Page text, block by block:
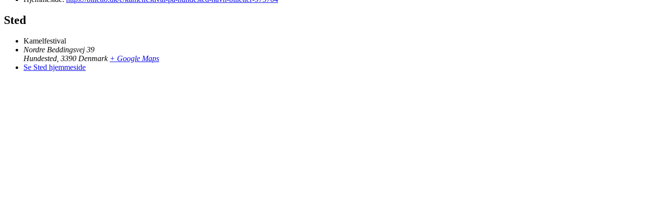
Sted
Kamelfestival
Nordre Beddingsvej 39
Hundested 3390 Denmark + Google Maps
Se Sted hjemmeside